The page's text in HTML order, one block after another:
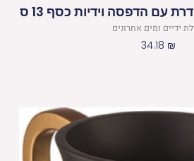
עם הדפסה וידיות כסף 13 ס
ידיים ומים אחרונים
34.18 ₪